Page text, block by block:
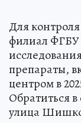
Для
филиал
препараты,
центром в
Обратиться
улица